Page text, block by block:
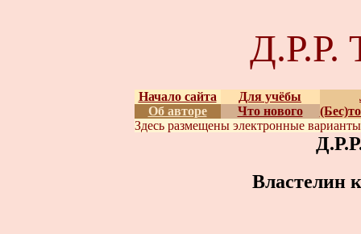
Начало сайта Для учёбы
Об авторе
Что нового
Здесь размещены электронные
Властелин